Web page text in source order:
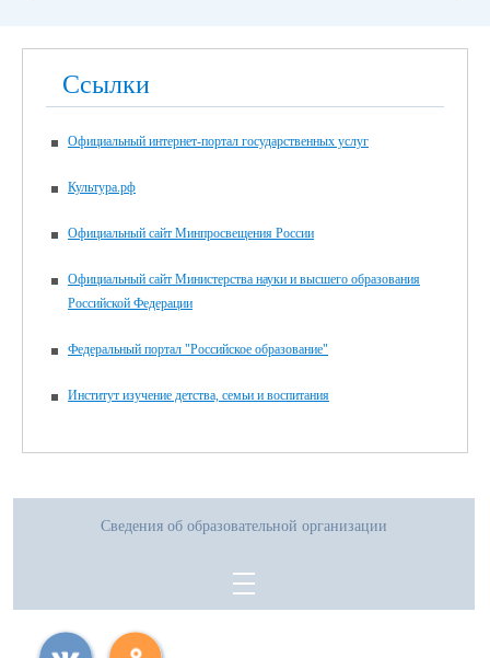
Ссылки
Официальный интернет-портал государственных услуг
Культура.рф
Официальный сайт Минпросвещения России
Официальный сайт Министерства науки и высшего образования
Российской Федерации
Федеральный портал "Российское образование"
Институт изучение детства, семьи и воспитания
Сведения об образовательной организации